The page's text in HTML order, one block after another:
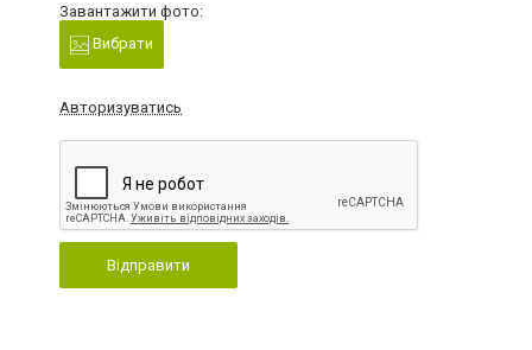
Завантажити фото:
Вибрати
Авторизуватись
Відправити